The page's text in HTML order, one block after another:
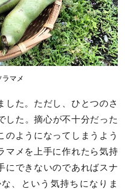
マメ
した。ただし、ひとつのさ
した。摘心が不十分だった
のようになってしまうよう
マメを上手に作れたら気持
にできないのであればスナ
、という気持ちになりま